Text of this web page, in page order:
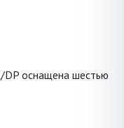
DP оснащена шестью